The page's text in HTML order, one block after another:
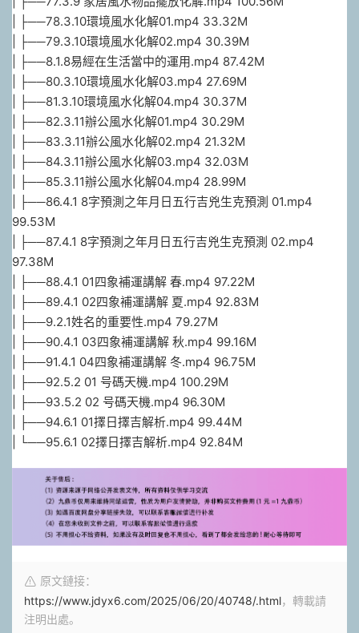
| ├──78.3.10環境風水化解01.mp4 33.32M
| ├──79.3.10環境風水化解02.mp4 30.39M
| ├──8.1.8易經在生活當中的運用.mp4 87.42M
| ├──80.3.10環境風水化解03.mp4 27.69M
| ├──81.3.10環境風水化解04.mp4 30.37M
| ├──82.3.11辦公風水化解01.mp4 30.29M
| ├──83.3.11辦公風水化解02.mp4 21.32M
| ├──84.3.11辦公風水化解03.mp4 32.03M
| ├──85.3.11辦公風水化解04.mp4 28.99M
| ├──86.4.1 8字預測之年月日五行吉兇生克預測 01.mp4
99.53M
| ├──87.4.1 8字預測之年月日五行吉兇生克預測 02.mp4
97.38M
| ├──88.4.1 01四象補運講解 春.mp4 97.22M
| ├──89.4.1 02四象補運講解 夏.mp4 92.83M
| ├──9.2.1姓名的重要性.mp4 79.27M
| ├──90.4.1 03四象補運講解 秋.mp4 99.16M
| ├──91.4.1 04四象補運講解 冬.mp4 96.75M
| ├──92.5.2 01 号碼天機.mp4 100.29M
| ├──93.5.2 02 号碼天機.mp4 96.30M
| ├──94.6.1 01擇日擇吉解析.mp4 99.44M
| └──95.6.1 02擇日擇吉解析.mp4 92.84M
原文鏈接：
https://www.jdyx6.com/2025/06/20/40748/.html，轉載請
注明出處。